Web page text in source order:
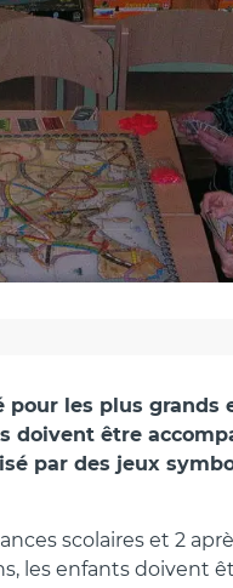
pour les plus
doivent être
par des jeux
scolaires et 2
les enfants doivent